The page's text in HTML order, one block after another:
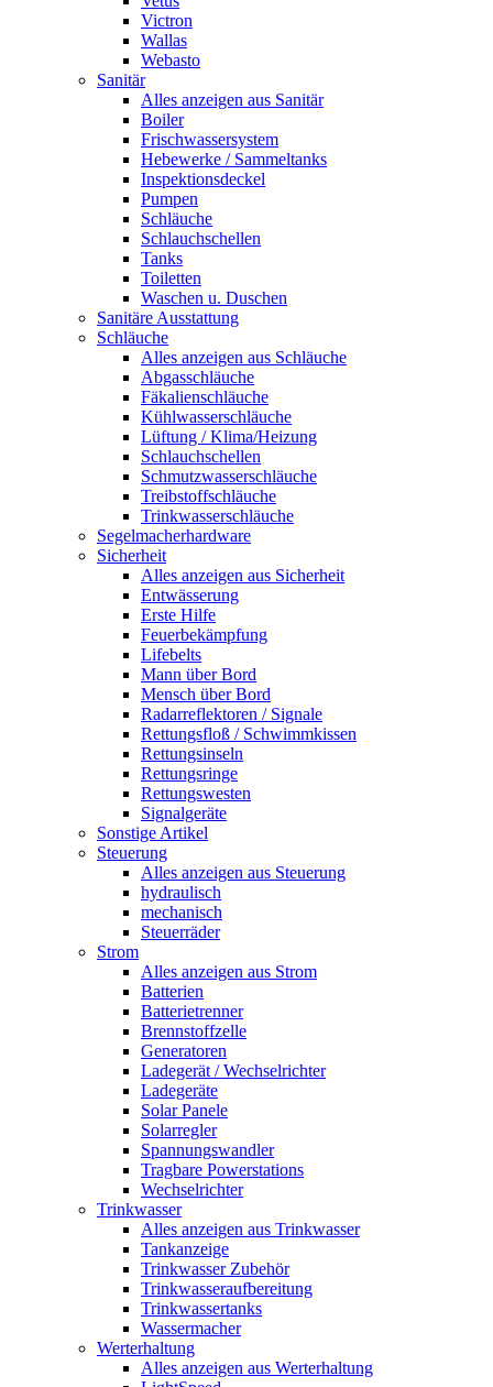
Victron
Wallas
Webasto
Sanitär
Alles anzeigen aus Sanitär
Boiler
Frischwassersystem
Hebewerke / Sammeltanks
Inspektionsdeckel
Pumpen
Schläuche
Schlauchschellen
Tanks
Toiletten
Waschen u. Duschen
Sanitäre Ausstattung
Schläuche
Alles anzeigen aus Schläuche
Abgasschläuche
Fäkalienschläuche
Kühlwasserschläuche
Lüftung / Klima/Heizung
Schlauchschellen
Schmutzwasserschläuche
Treibstoffschläuche
Trinkwasserschläuche
Segelmacherhardware
Sicherheit
Alles anzeigen aus Sicherheit
Entwässerung
Erste Hilfe
Feuerbekämpfung
Lifebelts
Mann über Bord
Mensch über Bord
Radarreflektoren / Signale
Rettungsfloß / Schwimmkissen
Rettungsinseln
Rettungsringe
Rettungswesten
Signalgeräte
Sonstige Artikel
Steuerung
Alles anzeigen aus Steuerung
hydraulisch
mechanisch
Steuerräder
Strom
Alles anzeigen aus Strom
Batterien
Batterietrenner
Brennstoffzelle
Generatoren
Ladegerät / Wechselrichter
Ladegeräte
Solar Panele
Solarregler
Spannungswandler
Tragbare Powerstations
Wechselrichter
Trinkwasser
Alles anzeigen aus Trinkwasser
Tankanzeige
Trinkwasser Zubehör
Trinkwasseraufbereitung
Trinkwassertanks
Wassermacher
Werterhaltung
Alles anzeigen aus Werterhaltung